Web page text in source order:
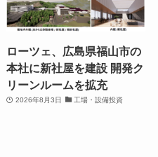
ローツェ、広島県福山市の
本社に新社屋を建設 開発ク
リーンルームを拡充
2026年8月3日 工場・設備投資